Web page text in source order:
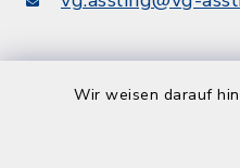
Wir weisen darauf